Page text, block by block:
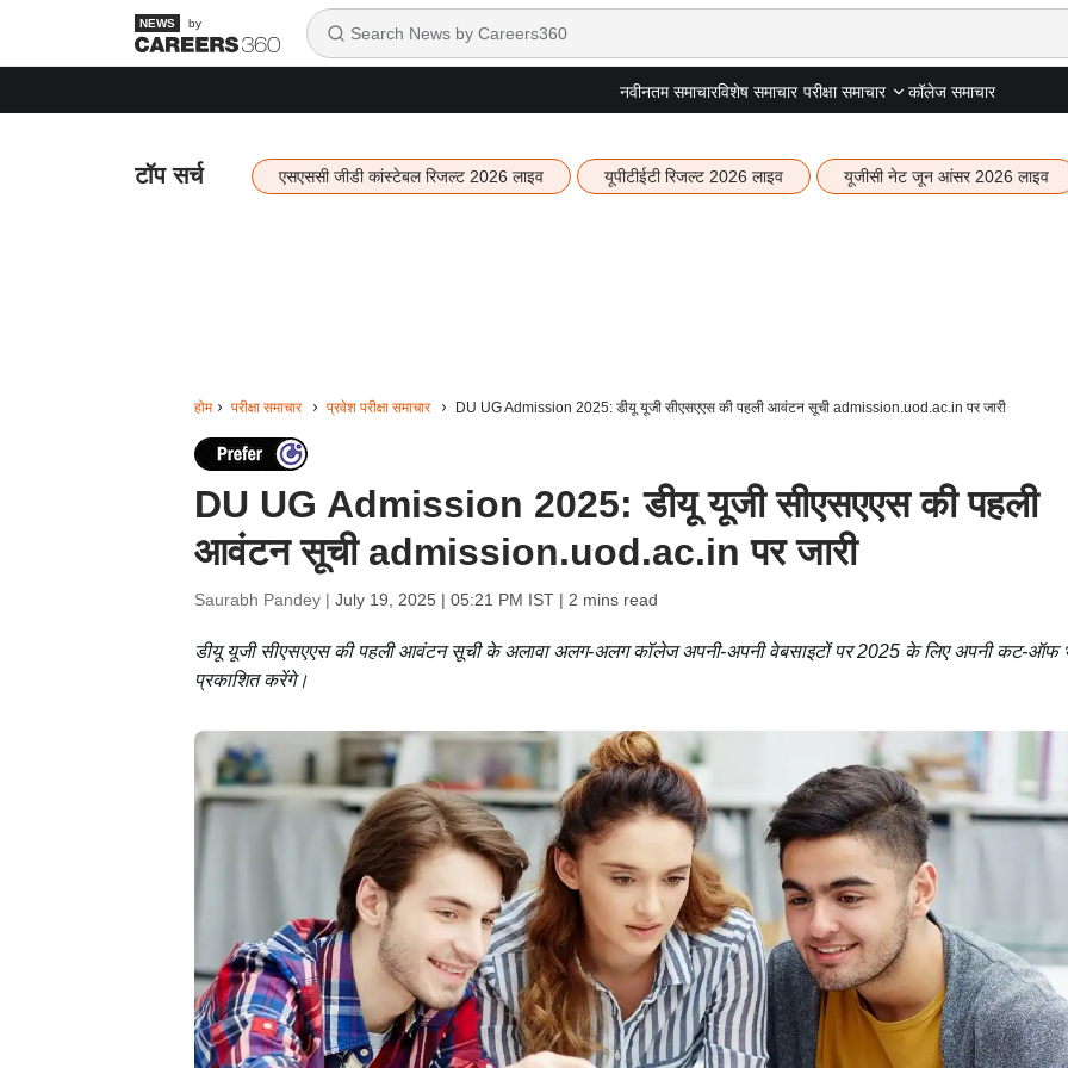
by
नवीनतम समाचारविशेष समाचार परीक्षा समाचार कॉलेज समाचार
टॉप सर्च एसएससी जीडी कांस्टेबल रिजल्ट 2026 लाइव यूपीटीईटी रिजल्ट 2026 लाइव यूजीसी नेट जून आंसर 2026 लाइव
होम परीक्षा समाचार प्रवेश परीक्षा समाचार DU UG Admission 2025: डीयू यूजी सीएसएएस की पहली आवंटन सूची admission.uod.ac.in पर जारी
DU UG Admission 2025: डीयू यूजी सीएसएएस की पहली
आवंटन सूची admission.uod.ac.in पर जारी
Saurabh Pandey | July 19, 2025 | 05:21 PM IST| 2 mins read
डीयू यूजी सीएसएएस की पहली आवंटन सूची के अलावा अलग-अलग कॉलेज अपनी-अपनी वेबसाइटों पर 2025 के लिए अपनी कट-ऑफ
प्रकाशित करेंगे।